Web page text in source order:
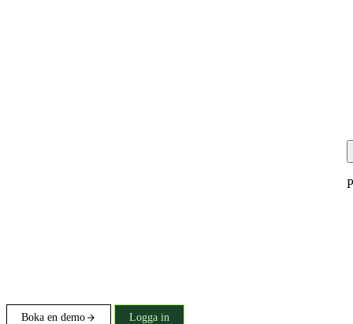
Boka en demo Logga in